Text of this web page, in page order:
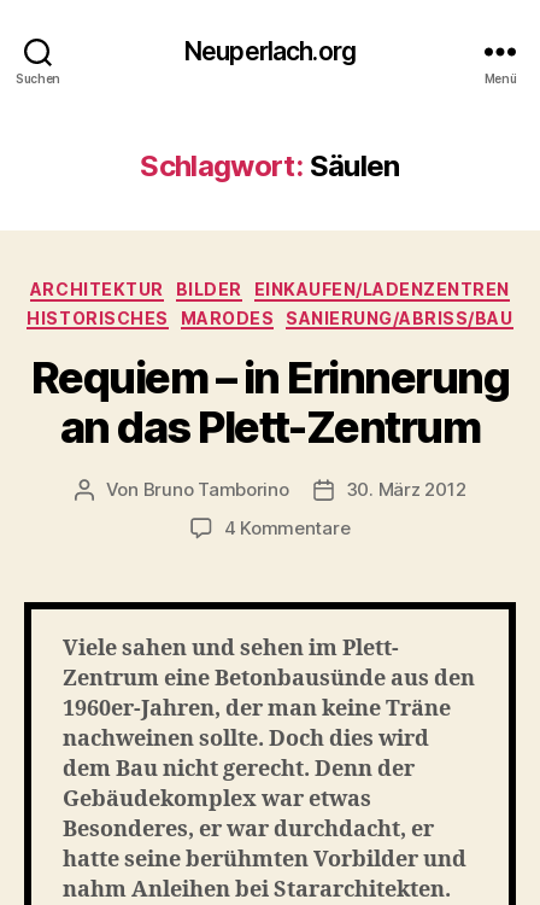
Suchen
Neuperlach.org
Menü
Schlagwort: Säulen
Kategorien
ARCHITEKTUR BILDER
EINKAUFEN/LADENZENTREN
HISTORISCHES
MARODES SANIERUNG/ABRISS/BAU
Requiem – in Erinnerung
an das Plett-Zentrum
Beitragsautor
Von Bruno Tamborino Veröffentlichungsdatum
30. März 2012
4 Kommentarezu
in
Erinnerung
an
das
Plett-
Zentrum
Viele sahen und sehen im Plett-
Zentrum eine Betonbausünde aus den
1960er-Jahren, der man keine Träne
nachweinen sollte. Doch dies wird
dem Bau nicht gerecht. Denn der
Gebäudekomplex war etwas
Besonderes, er war durchdacht, er
hatte seine berühmten Vorbilder und
nahm Anleihen bei Stararchitekten.